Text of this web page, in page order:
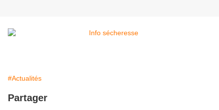
#Actualités
Partager